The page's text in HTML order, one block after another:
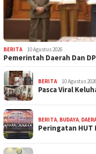
BERITA 10 Agustus 2026
Pemerintah Daerah Dan
BERITA 10 Agustus
Pasca Viral
BERITA, BUDAYA,
Peringatan HUT